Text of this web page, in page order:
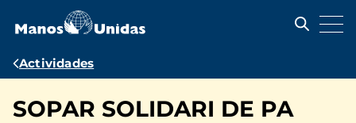
contenido
Ruta
navegación
Actividades
SOPAR SOLIDARI DE PA